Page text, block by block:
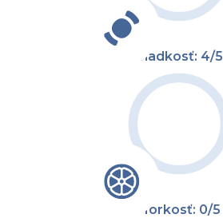
Sladkosť: 4/5
Horkosť: 0/5